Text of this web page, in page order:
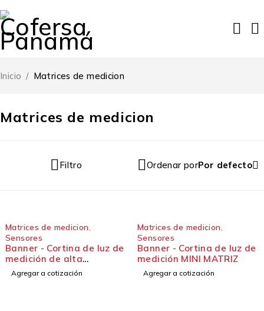
Matrices de medicion
Inicio / Matrices de medicion
Filtro Ordenar porPor defecto
Matrices de medicion
Sensores
Banner - Cortina de luz de
medición de alta
resolución MINI MATRIZ
Agregar a cotización
Matrices de medicion
Sensores
Banner - Cortina de luz de
medición MINI MATRIZ
Agregar a cotización